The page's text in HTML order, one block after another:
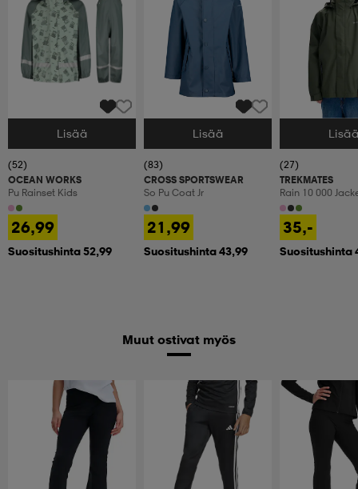
Valitse Koko
Lisää
(52)
OCEAN WORKS
Pu Rainset Kids
26,99
Suositushinta 52,99
Valitse Koko
Lisää
(83)
CROSS SPORTSWEAR
So Pu Coat Jr
21,99
Suositushinta 43,99
Valitse Koko
(27)
TREKMATES
Rain 10 000
Sadetakki,
35,-
Suositushinta
Muut ostivat myös